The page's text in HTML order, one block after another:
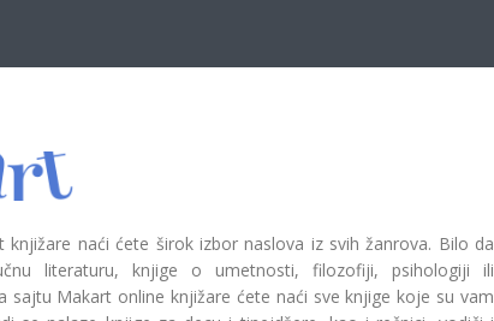
naći ćete širok izbor naslova iz svih žanrova. Bilo da
literaturu, knjige o umetnosti, filozofiji, psihologiji ili
sajtu Makart online knjižare ćete naći sve knjige koje su vam